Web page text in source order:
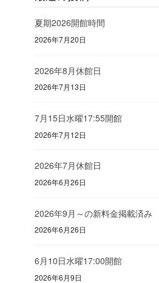
夏期2026開館時間
2026年7月20日
2026年8月休館日
2026年7月13日
7月15日水曜17:55開館
2026年7月12日
2026年7月休館日
2026年6月26日
2026年9月～の新料金掲載済み
2026年6月26日
6月10日水曜17:00開館
2026年6月9日